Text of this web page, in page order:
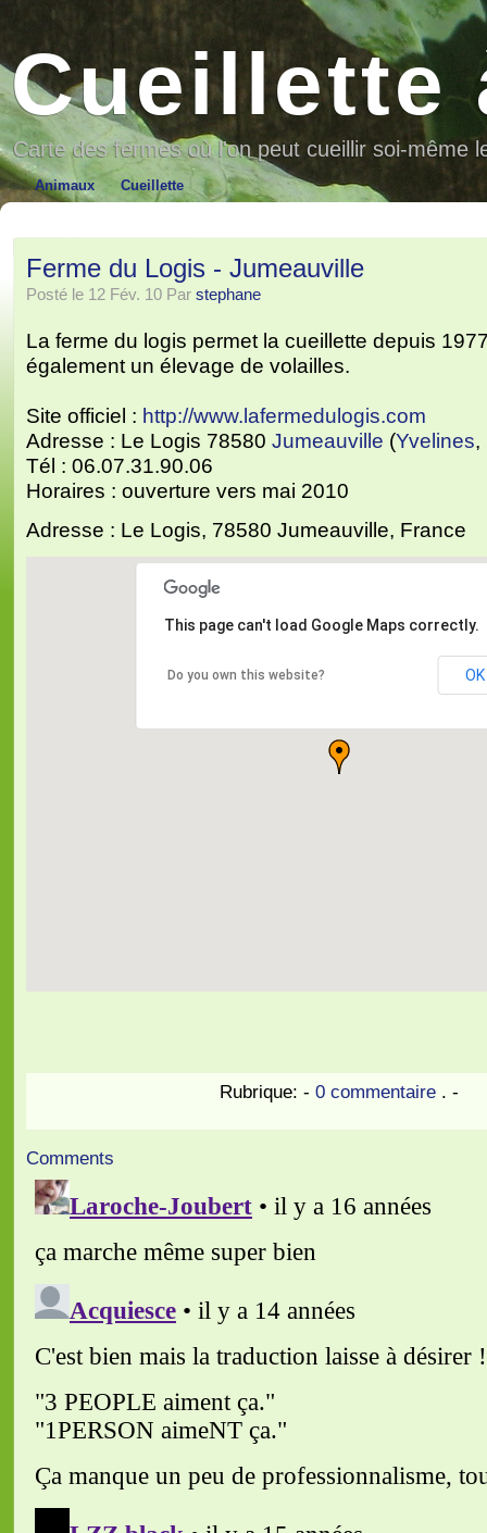
Cueillette
Carte des fermes où l'on peut cueillir soi-même
Animaux Cueillette
Ferme du Logis - Jumeauville
Posté le 12 Fév. 10 Par stephane
La ferme du logis permet la cueillette depuis
également un élevage de volailles.
Site officiel : http://www.lafermedulogis.com
Adresse : Le Logis 78580 Jumeauville (Yvelines,
Tél : 06.07.31.90.06
Horaires : ouverture vers mai 2010
Adresse : Le Logis, 78580 Jumeauville, France
This page can't load Google Maps correctly.
Do you own this website? OK
Rubrique: - 0 commentaire . -
Comments